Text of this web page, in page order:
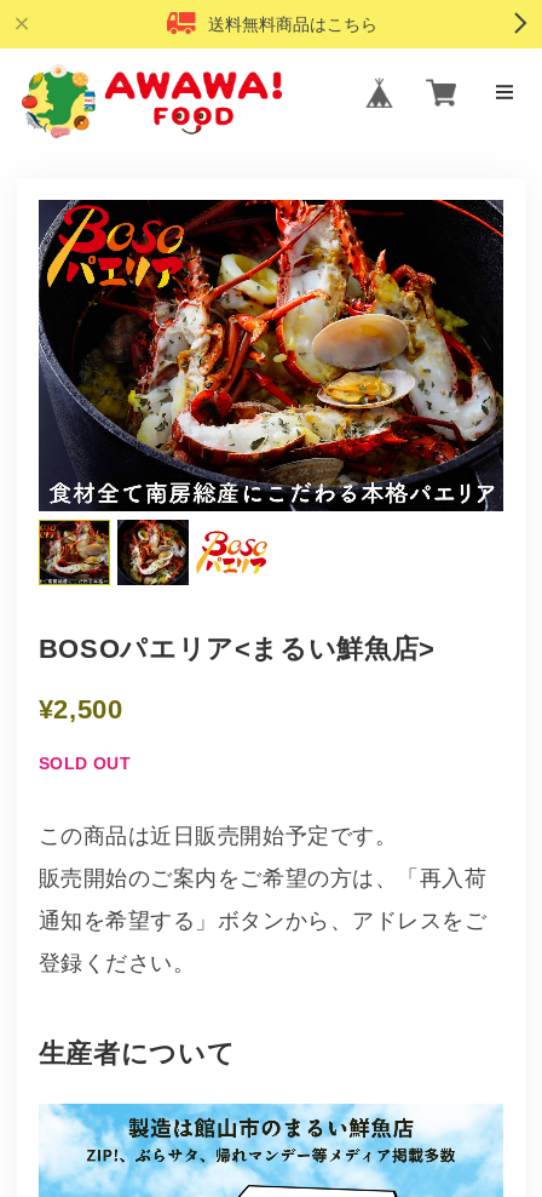
送料無料商品はこちら
BOSOパエリア<まるい鮮魚店>
¥2,500
SOLD OUT
この商品は近日販売開始予定です。
販売開始のご案内をご希望の方は、「再入荷
通知を希望する」ボタンから、アドレスをご
登録ください。
生産者について